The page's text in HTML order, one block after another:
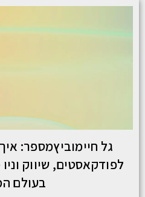
גל חיימוביץמספר:
לפודקאסטים, שיווק
בעולם